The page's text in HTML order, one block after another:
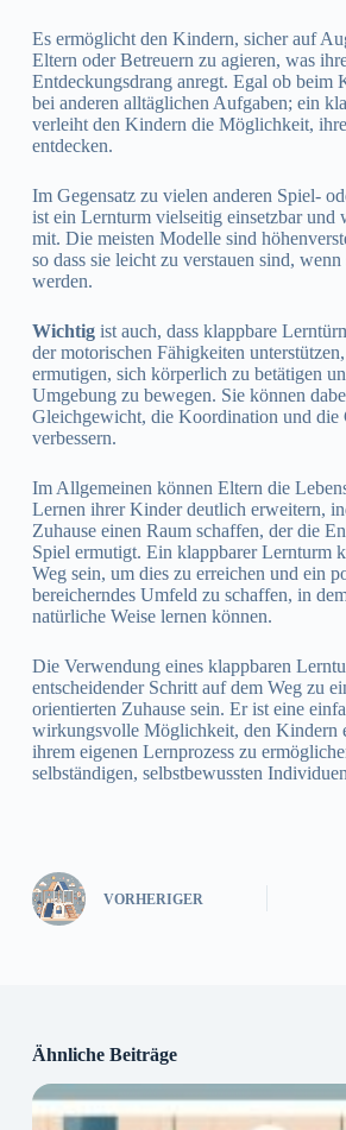
Es ermöglicht den Kindern, sicher auf
Eltern oder Betreuern zu agieren, was
Entdeckungsdrang anregt. Egal ob beim
bei anderen alltäglichen Aufgaben; ein
verleiht den Kindern die Möglichkeit,
entdecken.
Im Gegensatz zu vielen anderen Spiel-
ist ein Lernturm vielseitig einsetzbar und
mit. Die meisten Modelle sind
so dass sie leicht zu verstauen sind,
werden.
Wichtigist auch, dass klappbare
der motorischen Fähigkeiten
ermutigen, sich körperlich zu betätigen
Umgebung zu bewegen. Sie können
Gleichgewicht, die Koordination und die
verbessern.
Im Allgemeinen können Eltern die
Lernen ihrer Kinder deutlich erweitern,
Zuhause einen Raum schaffen, der die
Spiel ermutigt. Ein klappbarer Lernturm
Weg sein, um dies zu erreichen und ein
bereicherndes Umfeld zu schaffen, in
natürliche Weise lernen können.
Die Verwendung eines klappbaren
entscheidender Schritt auf dem Weg zu
orientierten Zuhause sein. Er ist eine
wirkungsvolle Möglichkeit, den Kindern
ihrem eigenen Lernprozess zu
selbständigen, selbstbewussten
VORHERIGER
Ähnliche Beiträge